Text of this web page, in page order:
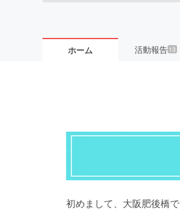
ホーム 活動報告 13
初めまして、大阪肥後橋で